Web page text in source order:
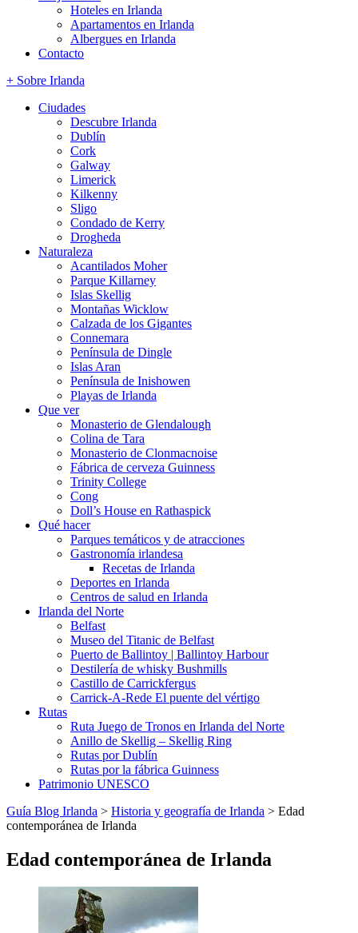
Hoteles en Irlanda
Apartamentos en Irlanda
Albergues en Irlanda
Contacto
+ Sobre Irlanda
Ciudades
Descubre Irlanda
Dublín
Cork
Galway
Limerick
Kilkenny
Sligo
Condado de Kerry
Drogheda
Naturaleza
Acantilados Moher
Parque Killarney
Islas Skellig
Montañas Wicklow
Calzada de los Gigantes
Connemara
Península de Dingle
Islas Aran
Península de Inishowen
Playas de Irlanda
Que ver
Monasterio de Glendalough
Colina de Tara
Monasterio de Clonmacnoise
Fábrica de cerveza Guinness
Trinity College
Cong
Doll’s House en Rathaspick
Qué hacer
Parques temáticos y de atracciones
Gastronomía irlandesa
Recetas de Irlanda
Deportes en Irlanda
Centros de salud en Irlanda
Irlanda del Norte
Belfast
Museo del Titanic de Belfast
Puerto de Ballintoy | Ballintoy Harbour
Destilería de whisky Bushmills
Castillo de Carrickfergus
Carrick-A-Rede El puente del vértigo
Rutas
Ruta Juego de Tronos en Irlanda del Norte
Anillo de Skellig – Skellig Ring
Rutas por Dublín
Rutas por la fábrica Guinness
Patrimonio UNESCO
Guía Blog Irlanda > Historia y geografía de Irlanda > Edad
contemporánea de Irlanda
Edad contemporánea de Irlanda